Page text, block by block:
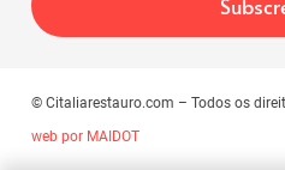
© Citaliarestauro.com – Todos os
web por MAIDOT